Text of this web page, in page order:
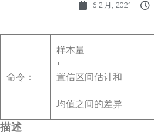
6 2 月, 2021
命令：
样本量
置信区间估计和
均值之间的差异
描述